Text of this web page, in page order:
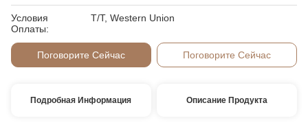
Условия
Оплаты:
T/T, Western Union
Поговорите Сейчас Поговорите Сейчас
Подробная Информация Описание Продукта